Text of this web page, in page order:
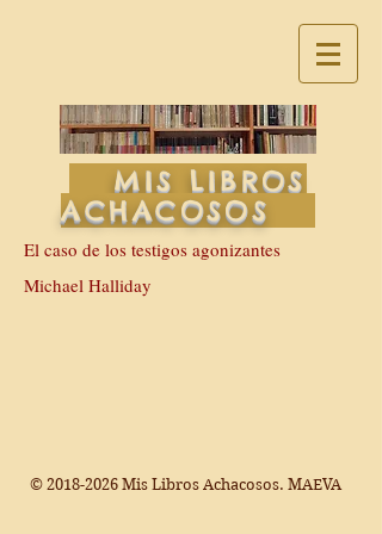
MIS LIBROS
ACHACOSOS
El caso de los testigos agonizantes
Michael Halliday
© 2018-2026 Mis Libros Achacosos. MAEVA